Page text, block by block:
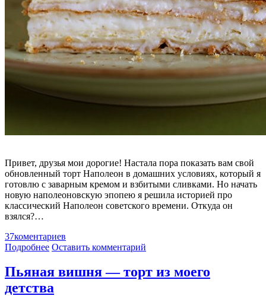
Привет, друзья мои дорогие! Настала пора показать вам свой
обновленный торт Наполеон в домашних условиях, который я
готовлю с заварным кремом и взбитыми сливками. Но начать
новую наполеоновскую эпопею я решила историей про
классический Наполеон советского времени. Откуда он
взялся?…
37коментариев
Подробнее Оставить комментарий
Пьяная вишня — торт из моего
детства